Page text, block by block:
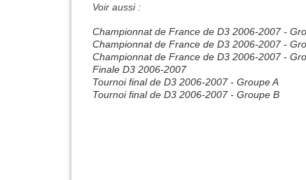
Voir aussi :
Championnat de France de D3 2006-2007 -
Championnat de France de D3 2006-2007 -
Championnat de France de D3 2006-2007 -
Finale D3 2006-2007
Tournoi final de D3 2006-2007 - Groupe A
Tournoi final de D3 2006-2007 - Groupe B